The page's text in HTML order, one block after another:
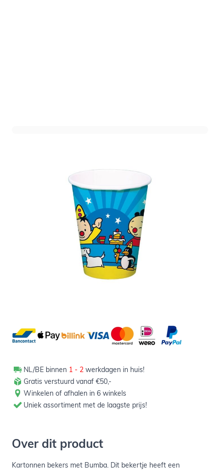
Verpakt per 8 stuks
NL/BE binnen 1 - 2 werkdagen in huis!
Gratis verstuurd vanaf €50,-
Winkelen of afhalen in 6 winkels
Uniek assortiment met de laagste prijs!
Over dit product
Kartonnen bekers met Bumba. Dit bekertje heeft een